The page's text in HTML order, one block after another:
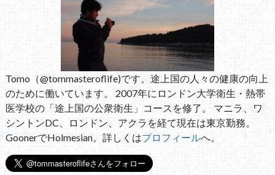
Tomo（@tommasteroflife)です。途上国の人々の健康の向上
のために働いています。 2007年にロンドン大学衛生・熱帯
医学校の「途上国の公衆衛生」コースを修了。 マニラ、ワ
シントンDC、ロンドン、アクラを経て現在は東京勤務。
GoonerでHolmesian。詳しくはプロフィールへ。